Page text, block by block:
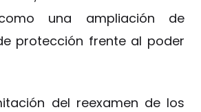
una ampliación de
protección frente al poder
del reexamen de los